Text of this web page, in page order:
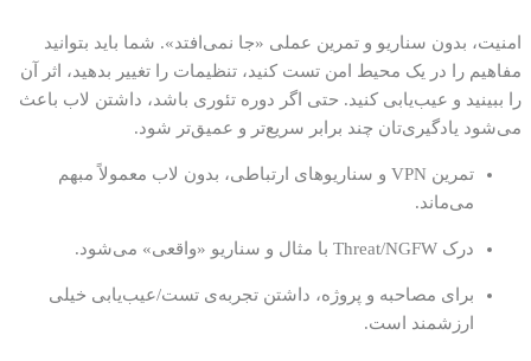
امنیت، بدون سناریو و تمرین عملی «جا نمی‌افتد». شما باید بتوانید
مفاهیم را در یک محیط امن تست کنید، تنظیمات را تغییر بدهید، اثر آن
را ببینید و عیب‌یابی کنید. حتی اگر دوره تئوری باشد، داشتن لاب باعث
می‌شود یادگیری‌تان چند برابر سریع‌تر و عمیق‌تر شود.
تمرین VPN و سناریوهای ارتباطی، بدون لاب معمولاً مبهم
می‌ماند.
درک Threat/NGFW با مثال و سناریو «واقعی» می‌شود.
برای مصاحبه و پروژه، داشتن تجربه‌ی تست/عیب‌یابی خیلی
ارزشمند است.